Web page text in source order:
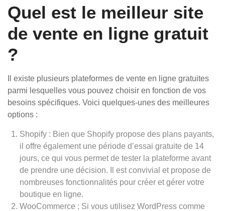
Quel est le meilleur site
de vente en ligne gratuit
?
Il existe plusieurs plateformes de vente en ligne gratuites
parmi lesquelles vous pouvez choisir en fonction de vos
besoins spécifiques. Voici quelques-unes des meilleures
options :
Shopify : Bien que Shopify propose des plans payants,
il offre également une période d’essai gratuite de 14
jours, ce qui vous permet de tester la plateforme avant
de prendre une décision. Il est convivial et propose de
nombreuses fonctionnalités pour créer et gérer votre
boutique en ligne.
WooCommerce : Si vous utilisez WordPress comme